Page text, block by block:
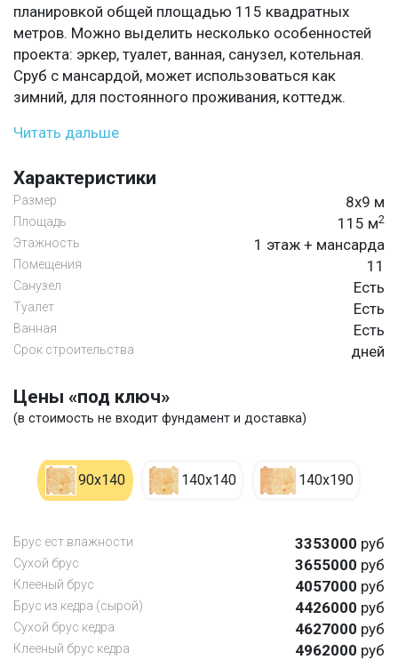
планировкой общей площадью 115 квадратных
метров. Можно выделить несколько особенностей
проекта: эркер, туалет, ванная, санузел, котельная.
Сруб с мансардой, может использоваться как
зимний, для постоянного проживания, коттедж.
Читать дальше
Характеристики
Размер 8х9 м
Площадь 115 м2
Этажность 1 этаж + мансарда
Помещения 11
Санузел Есть
Туалет Есть
Ванная Есть
Срок строительства дней
Цены «под ключ»
(в стоимость не входит фундамент и доставка)
90х140 140х140 140х190
Брус ест.влажности 3353000 руб
Сухой брус 3655000 руб
Клееный брус 4057000 руб
Брус из кедра (сырой) 4426000 руб
Сухой брус кедра 4627000 руб
Клееный брус кедра 4962000 руб